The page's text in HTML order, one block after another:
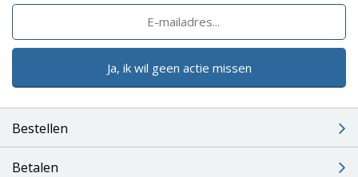
Ja, ik wil geen actie missen
Bestellen
Betalen